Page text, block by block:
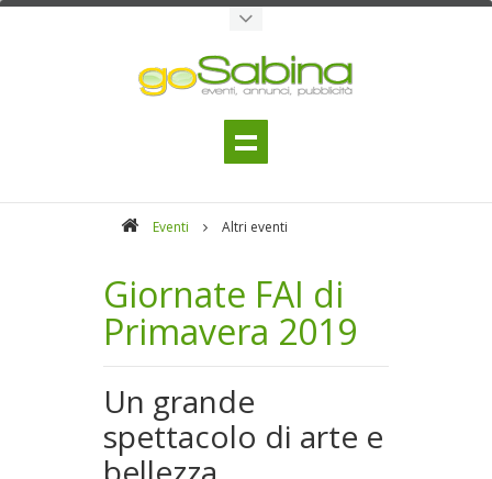
Eventi Altri eventi
Giornate FAI di
Primavera 2019
Un grande
spettacolo di arte e